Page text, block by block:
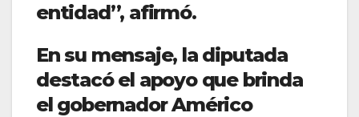
entidad”, afirmó.
En su mensaje, la diputada
destacó el apoyo que brinda
el gobernador Américo